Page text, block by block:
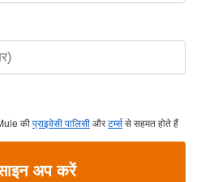
कीप्राइवेसी पालिसीऔरटर्म्ससे सहमत होते हैं
अप करें